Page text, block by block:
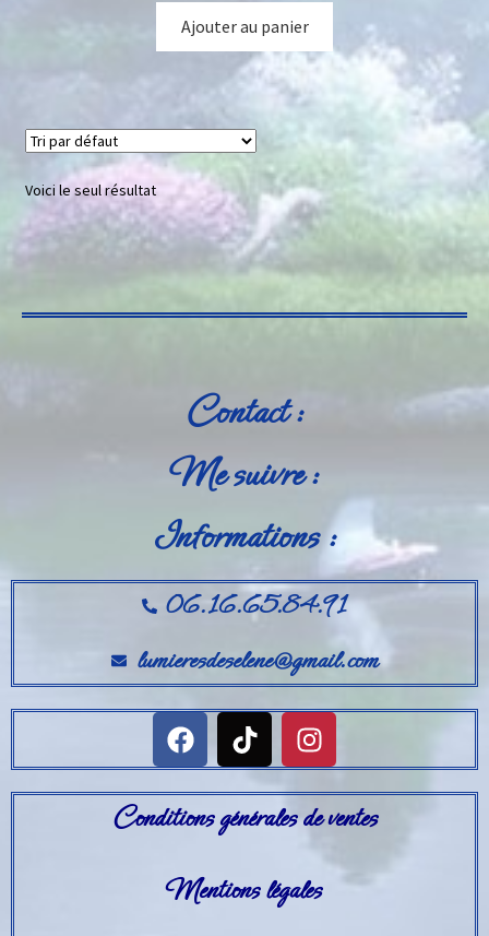
Ajouter au panier
Voici le seul résultat
Contact :
Me suivre :
Informations :
06.16.65.84.91
lumieresdeselene@gmail.com
Conditions générales de ventes
Mentions légales